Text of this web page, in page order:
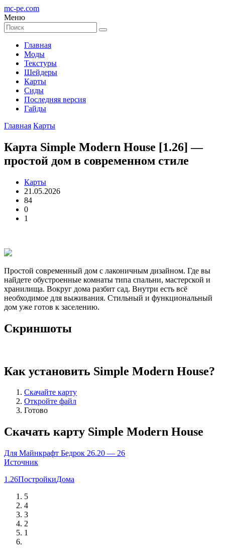
mc-pe.com
Меню
Главная
Моды
Текстуры
Шейдеры
Карты
Сиды
Последняя версия
Гайды
Главная Карты
Карта Simple Modern House [1.26] —
простой дом в современном стиле
Карты
21.05.2026
84
0
1
Простой современный дом с лаконичным дизайном. Где вы
найдете обустроенные комнаты типа спальни, мастерской и
хранилища. Вокруг дома разбит сад. Внутри есть всё
необходимое для выживания. Стильный и функциональный
дом уже готов к заселению.
Скриншоты
Как установить Simple Modern House?
Скачайте карту
Откройте файл
Готово
Скачать карту Simple Modern House
Для Майнкрафт Бедрок 26.20 — 26
Источник
1.26ПостройкиДома
5
4
3
2
1